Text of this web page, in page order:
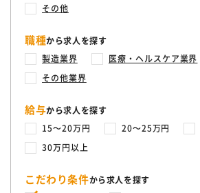
その他
職種から求人を探す
製造業界 医療・ヘルスケア業界
その他業界
給与から求人を探す
15〜20万円 20〜25万円
30万円以上
こだわり条件から求人を探す